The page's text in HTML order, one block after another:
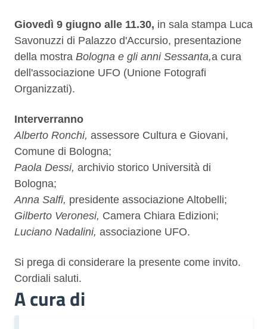
Descrizione
Giovedì 9 giugno alle 11.30, in sala stampa Luca
Savonuzzi di Palazzo d'Accursio, presentazione
della mostra Bologna e gli anni Sessanta,a cura
dell'associazione UFO (Unione Fotografi
Organizzati).
Interverranno
Alberto Ronchi, assessore Cultura e Giovani,
Comune di Bologna;
Paola Dessi, archivio storico Università di
Bologna;
Anna Salfi, presidente associazione Altobelli;
Gilberto Veronesi, Camera Chiara Edizioni;
Luciano Nadalini, associazione UFO.
Si prega di considerare la presente come invito.
Cordiali saluti.
A cura di